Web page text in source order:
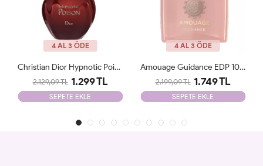
4 AL 3 ÖDE
Amouage Guidance EDP 100 Ml Tester
2.199,09 TL 1.749 TL
SEPETE EKLE
4 AL 3 ÖDE
Yves Saint Laurent Libre İntence Edp 90 Ml Tester
2.099,09 TL 1.249 TL
SEPETE EKLE